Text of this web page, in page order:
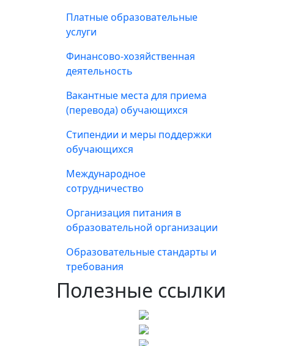
Платные образовательные
услуги
Финансово-хозяйственная
деятельность
Вакантные места для приема
(перевода) обучающихся
Стипендии и меры поддержки
обучающихся
Международное
сотрудничество
Организация питания в
образовательной организации
Образовательные стандарты и
требования
Полезные ссылки